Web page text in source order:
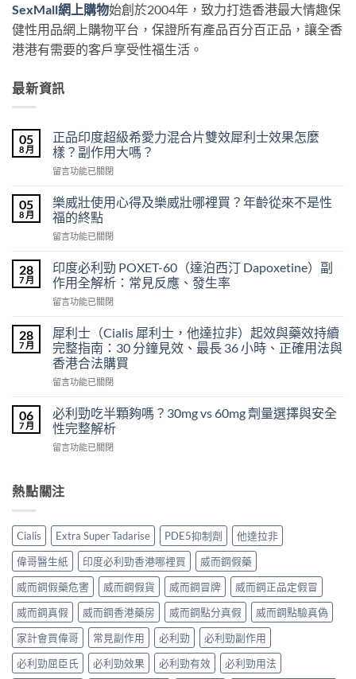
SexMall網上購物始創於2004年，致力打造香港最大情趣保
健性用品網上購物平台，保證所有產品百分百正品，讓全香
港港有需要的客戶享受性福生活。
最新資訊
05
8 月
正品印度超級希愛力混合片雙效犀利士效果怎麼
樣？副作用大嗎？
在
品
印
度
超
希
愛
力
混
片
雙
效
利
效
果
怎
麼
作
嗎？〉
中
留言功能已關閉
05
8 月
樂威壯使用心得及樂威壯哪裡買？年齡從來不是性
福的終點
在
威
壯
使
用
得
及
樂
威
壯
裡
買？
齡
不
福
的
終
點〉
中
留言功能已關閉
28
7 月
印度必利勁 POXET-60（達泊西汀 Dapoxetine）副
作用全解析：常見反應、發生率
在
度
必
利
勁
POXET-
泊
西
汀
Dapoxetine）
用
析：
常
見
反
應、
發
生
率〉
中
留言功能已關閉
28
7 月
犀利士（Cialis 犀利士，他達拉非）起效與藥效持續
完整指南：30 分鐘見效、最長 36 小時、正確用法與
香港合法購買
在
利
士
（Cialis
犀
他
非）
起
效
與
藥
效
持
續
完
整
指
留言功能已關閉
06
7 月
必利勁吃半顆夠嗎？30mg vs 60mg 劑量選擇與安全
性完整解析
在
勁
吃
顆
夠
嗎？
30mg
vs
60mg
劑
量
選
擇
與
安
留言功能已關閉
熱點關注
Cialis Extra Super Tadarise PDE5抑制劑
他達拉非
偉哥醫生紙
印度必利勁香港哪裡買
威而鋼假藥
威而鋼假藥危害
威而鋼假貨 威而鋼冒牌
威而鋼正品定假冒
威而鋼真假
威而鋼香港藥房 威而鋼點分真假
威而鋼點驗真偽
家計會買偉哥
常見副作用 必利勁
必利勁副作用
必利勁屈臣氏
必利勁效果 必利勁有效 必利勁用法